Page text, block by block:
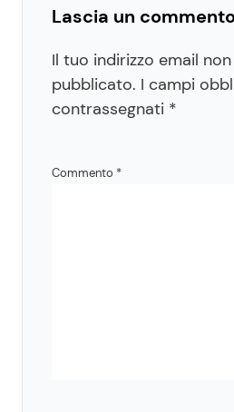
Lascia un commento
Il tuo indirizzo email
pubblicato. I campi
contrassegnati *
Commento *